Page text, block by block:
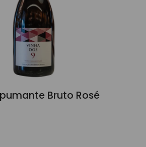
Bruto Rosé